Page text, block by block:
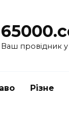
Ваш провідник
Різне